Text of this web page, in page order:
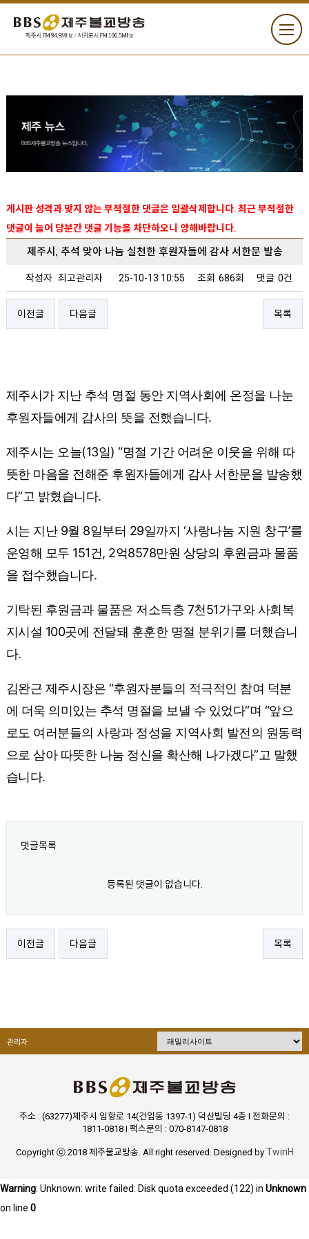
게시판 성격과 맞지 않는 부적절한 댓글은 일괄삭제합니다. 최근 부적절한
댓글이 늘어 당분간 댓글 기능을 차단하오니 양해바랍니다.
제주시, 추석 맞아 나눔 실천한 후원자들에 감사 서한문 발송
작성자 최고관리자 25-10-13 10:55 조회 686회 댓글 0건
이전글 다음글 목록
제주시가 지난 추석 명절 동안 지역사회에 온정을 나눈
후원자들에게 감사의 뜻을 전했습니다.
제주시는 오늘(13일) “명절 기간 어려운 이웃을 위해 따
뜻한 마음을 전해준 후원자들에게 감사 서한문을 발송했
다”고 밝혔습니다.
시는 지난 9월 8일부터 29일까지 ‘사랑나눔 지원 창구’를
운영해 모두 151건, 2억8578만원 상당의 후원금과 물품
을 접수했습니다.
기탁된 후원금과 물품은 저소득층 7천51가구와 사회복
지시설 100곳에 전달돼 훈훈한 명절 분위기를 더했습니
다.
김완근 제주시장은 “후원자분들의 적극적인 참여 덕분
에 더욱 의미있는 추석 명절을 보낼 수 있었다”며 “앞으
로도 여러분들의 사랑과 정성을 지역사회 발전의 원동력
으로 삼아 따뜻한 나눔 정신을 확산해 나가겠다”고 말했
습니다.
댓글목록
등록된 댓글이 없습니다.
이전글 다음글 목록
관리자
주소 : (63277)제주시 임항로 14(건입동 1397-1) 덕산빌딩 4층 I 전화문의 :
1811-0818 I 팩스문의 : 070-8147-0818
Copyright ⓒ 2018 제주불교방송. All right reserved. Designed by TwinH
Warning: Unknown: write failed: Disk quota exceeded (122) in Unknown
on line 0